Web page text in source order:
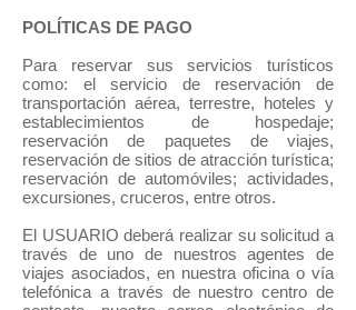
POLÍTICAS DE PAGO
Para reservar sus servicios turísticos
como: el servicio de reservación de
transportación aérea, terrestre, hoteles y
establecimientos de hospedaje;
reservación de paquetes de viajes,
reservación de sitios de atracción turística;
reservación de automóviles; actividades,
excursiones, cruceros, entre otros.
El USUARIO deberá realizar su solicitud a
través de uno de nuestros agentes de
viajes asociados, en nuestra oficina o vía
telefónica a través de nuestro centro de